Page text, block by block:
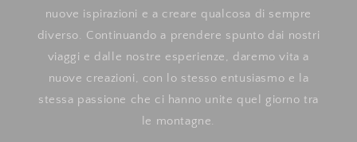
nuove ispirazioni e a creare qualcosa di sempre
diverso. Continuando a prendere spunto dai nostri
viaggi e dalle nostre esperienze, daremo vita a
nuove creazioni, con lo stesso entusiasmo e la
stessa passione che ci hanno unite quel giorno tra
le montagne.